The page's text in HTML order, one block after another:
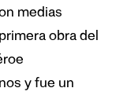
medias
obra del
y fue un